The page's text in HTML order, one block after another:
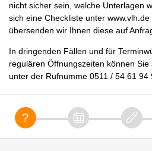
nicht sicher sein, welche Unterlagen
sich eine Checkliste unter
übersenden wir Ihnen diese auf
In dringenden Fällen und für
regulären Öffnungszeiten können
unter der Rufnumme 0511 / 54 61 94